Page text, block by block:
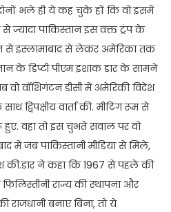
भले ही ये कह चुके हों कि वो इसमें
ज्यादा पाकिस्तान इस वक्त ट्रंप के
से इस्लामाबाद से लेकर अमेरिका तक
के डिप्टी पीएम इशाक डार के सामने
वो वॉशिगंटन डीसी में अमेरिकी विदेश
द्विपक्षीय वार्ता की. मीटिंग रूम से
वहां तो इस चुभते सवाल पर वो
में जब पाकिस्तानी मीडिया से मिले,
की.डार ने कहा कि 1967 से पहले की
राज्य की स्थापना और
बनाए बिना, तो ये